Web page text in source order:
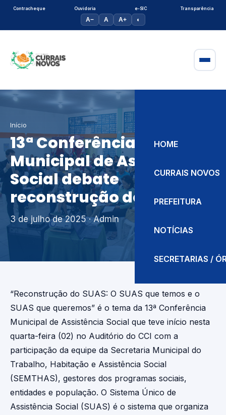
Contracheque Ouvidoria e-SIC Transparência
A− A A+ ◐
HOME
CURRAIS NOVOS
PREFEITURA
NOTÍCIAS
SECRETARIAS /
Início
13ª Conferência
Municipal de Assistência
Social debate
reconstrução do SUAS
3 de julho de 2025· Admin
“Reconstrução do SUAS: O SUAS que temos e o
SUAS que queremos” é o tema da 13ª Conferência
Municipal de Assistência Social que teve início nesta
quarta-feira (02) no Auditório do CCI com a
participação da equipe da Secretaria Municipal do
Trabalho, Habitação e Assistência Social
(SEMTHAS), gestores dos programas sociais,
entidades e população. O Sistema Único de
Assistência Social (SUAS) é o sistema que organiza